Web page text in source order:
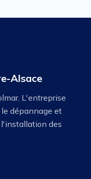
Alsace
L'entreprise
dépannage et
des